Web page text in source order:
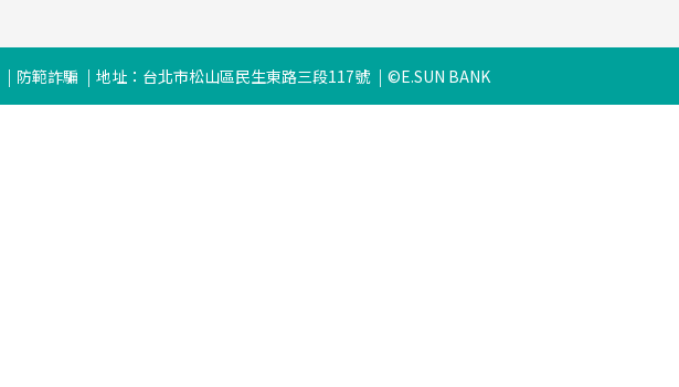
防範詐騙 地址：台北市松山區民生東路三段117號 ©E.SUN BANK